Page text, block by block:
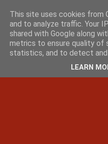
This site uses cookies from
and to analyze traffic. Your
shared with Google along
metrics to ensure quality of
statistics, and to detect and
LEARN